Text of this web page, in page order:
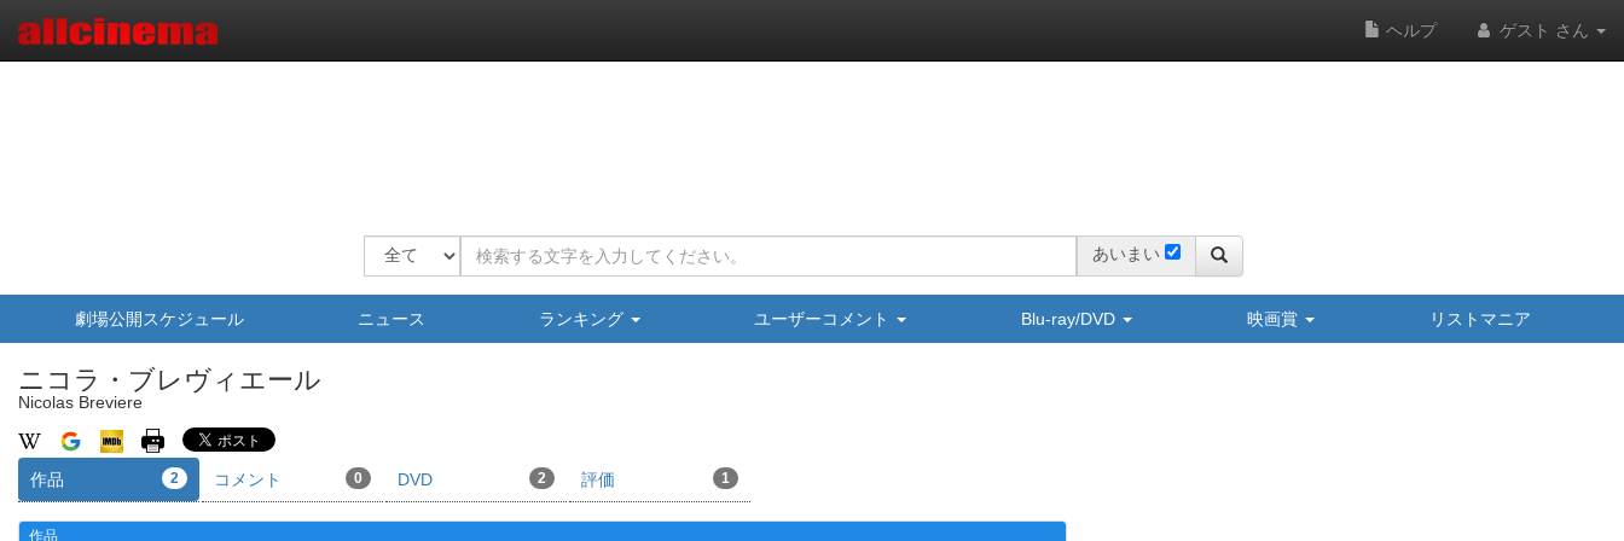
ヘルプ ゲスト さん
あいまい
劇場公開スケジュール ニュース ランキング ユーザーコメント Blu-ray/DVD 映画賞 リストマニア
ニコラ・ブレヴィエール
Nicolas Breviere
作品 2 コメント 0 DVD 2 評価 1
作品